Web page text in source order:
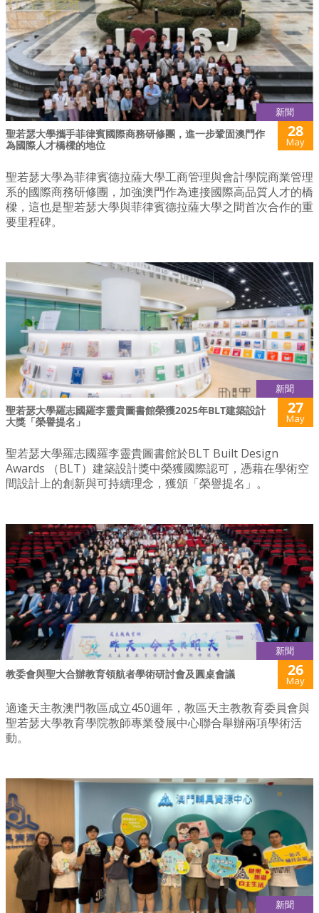
新聞
聖若瑟大學攜手菲律賓國際商務研修團，進一步鞏固澳門作
為國際人才橋樑的地位
28
May
聖若瑟大學為菲律賓德拉薩大學工商管理與會計學院商業管理
系的國際商務研修團，加強澳門作為連接國際高品質人才的橋
樑，這也是聖若瑟大學與菲律賓德拉薩大學之間首次合作的重
要里程碑。
新聞
聖若瑟大學羅志國羅李靈貴圖書館榮獲2025年BLT建築設計
大獎「榮譽提名」
27
May
聖若瑟大學羅志國羅李靈貴圖書館於BLT Built Design
Awards （BLT）建築設計獎中榮獲國際認可，憑藉在學術空
間設計上的創新與可持續理念，獲頒「榮譽提名」。
新聞
教委會與聖大合辦教育領航者學術研討會及圓桌會議 26
May
適逢天主教澳門教區成立450週年，教區天主教教育委員會與
聖若瑟大學教育學院教師專業發展中心聯合舉辦兩項學術活
動。
新聞